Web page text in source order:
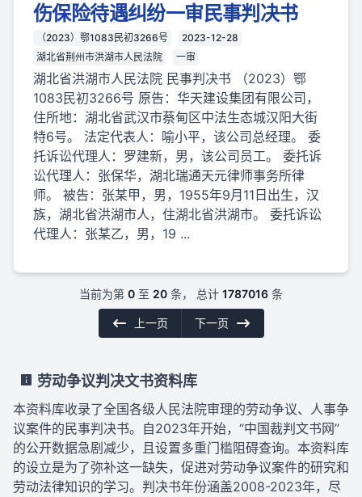
伤保险待遇纠纷一审民事判决书
（2023）鄂1083民初3266号
2023-12-28
湖北省荆州市洪湖市人民法院
一审
湖北省洪湖市人民法院 民事判决书 （2023）鄂
1083民初3266号 原告：华天建设集团有限公司，
住所地：湖北省武汉市蔡甸区中法生态城汉阳大街
特6号。 法定代表人：喻小平，该公司总经理。 委
托诉讼代理人：罗建新，男，该公司员工。 委托诉
讼代理人：张保华，湖北瑞通天元律师事务所律
师。 被告：张某甲，男，1955年9月11日出生，汉
族，湖北省洪湖市人，住湖北省洪湖市。 委托诉讼
代理人：张某乙，男，19 ...
当前为第 0 至 20 条， 总计 1787016 条
上一页 下一页
劳动争议判决文书资料库
本资料库收录了全国各级人民法院审理的劳动争议、人事争
议案件的民事判决书。自2023年开始，“中国裁判文书网”
的公开数据急剧减少，且设置多重门槛阻碍查询。本资料库
的设立是为了弥补这一缺失，促进对劳动争议案件的研究和
劳动法律知识的学习。判决书年份涵盖2008-2023年，尽